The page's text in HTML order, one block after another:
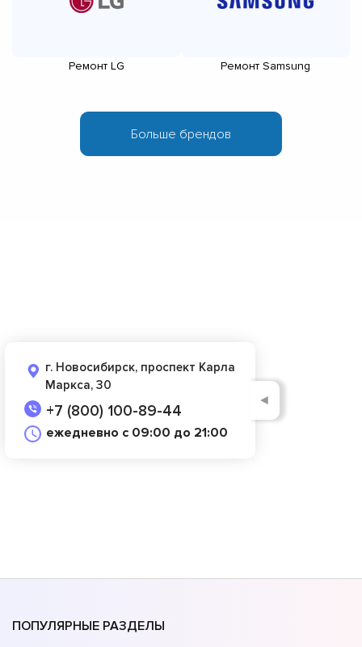
Ремонт LG Ремонт Samsung
г. Новосибирск, проспект Карла
Маркса, 30
+7 (800) 100-89-44
ежедневно с 09:00 до 21:00
◄
ПОПУЛЯРНЫЕ РАЗДЕЛЫ